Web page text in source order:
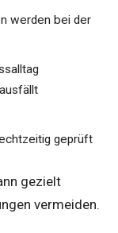
werden bei der
geprüft
gezielt
vermeiden.